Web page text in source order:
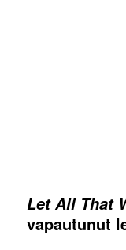
Let All That
vapautunut